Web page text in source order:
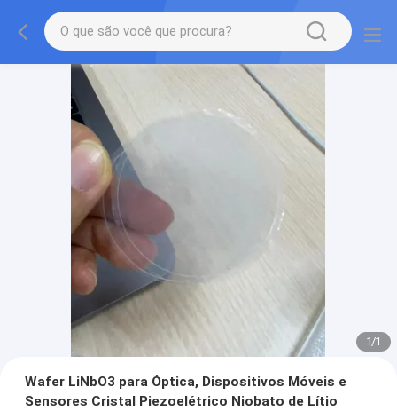
1/1
Wafer LiNbO3 para Óptica, Dispositivos Móveis e
Sensores Cristal Piezoelétrico Niobato de Lítio